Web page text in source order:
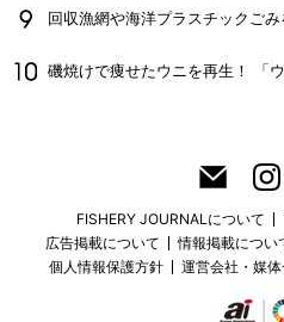
回収漁網や海洋プラスチックご
磯焼けで痩せたウニを再生！ 「
FISHERY JOURNALについて
広告掲載について
情報掲載につい
個人情報保護方針
運営会社・媒